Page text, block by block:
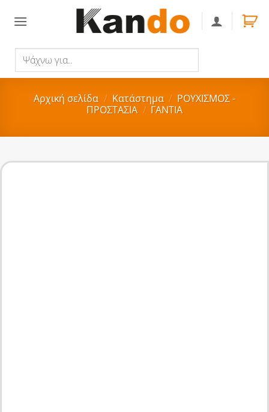
για..
Αρχική σελίδα / Κατάστημα / ΡΟΥΧΙΣΜΟΣ -
ΠΡΟΣΤΑΣΙΑ / ΓΑΝΤΙΑ